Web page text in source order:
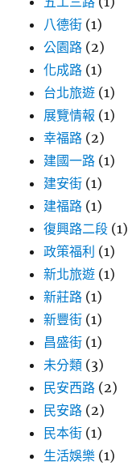
八德街 (1)
公園路 (2)
化成路 (1)
台北旅遊 (1)
展覽情報 (1)
幸福路 (2)
建國一路 (1)
建安街 (1)
建福路 (1)
復興路二段 (1)
政策福利 (1)
新北旅遊 (1)
新莊路 (1)
新豐街 (1)
昌盛街 (1)
未分類 (3)
民安西路 (2)
民安路 (2)
民本街 (1)
生活娛樂 (1)